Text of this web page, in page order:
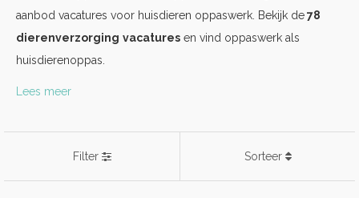
aanbod vacatures voor huisdieren oppaswerk. Bekijk de78
dierenverzorging vacatures en vind oppaswerk als
huisdierenoppas.
Lees meer
Filter Sorteer